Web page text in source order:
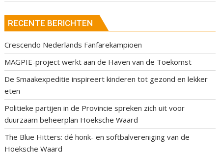
RECENTE BERICHTEN
Crescendo Nederlands Fanfarekampioen
MAGPIE-project werkt aan de Haven van de Toekomst
De Smaakexpeditie inspireert kinderen tot gezond en lekker
eten
Politieke partijen in de Provincie spreken zich uit voor
duurzaam beheerplan Hoeksche Waard
The Blue Hitters: dé honk- en softbalvereniging van de
Hoeksche Waard